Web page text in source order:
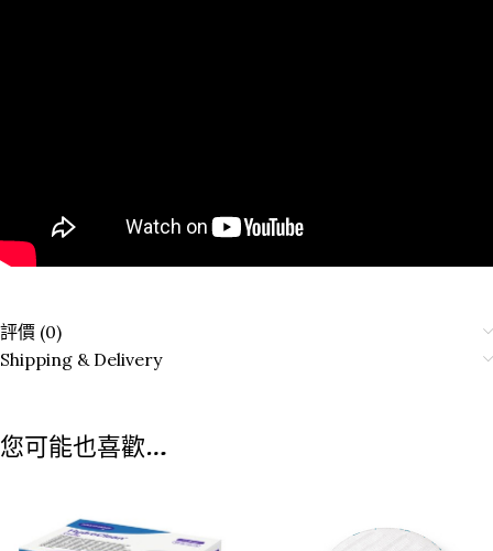
評價 (0)
Shipping & Delivery
您可能也喜歡…